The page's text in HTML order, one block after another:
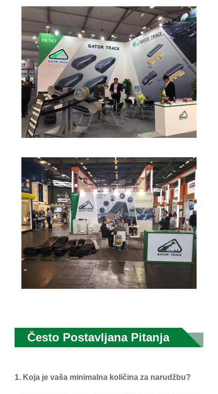
Često Postavljana Pitanja
1. Koja je vaša minimalna količina za narudžbu?